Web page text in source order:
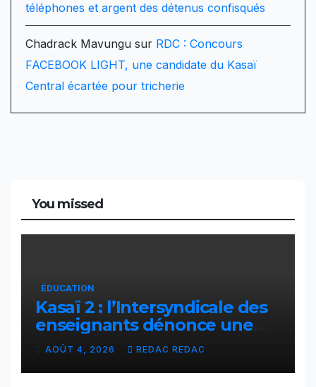
téléphones et argent des détenus confisqués
Chadrack Mavungu sur RDC : Concours
FACEBOOK LIGHT, une candidate du Kasaï
Central écartée pour tricherie
You missed
ÉDUCATION
Kasaï 2 : l’Intersyndicale des
enseignants dénonce une
contribution financière
imposée aux écoles de la
CNCA
AOÛT 4, 2026 REDAC REDAC